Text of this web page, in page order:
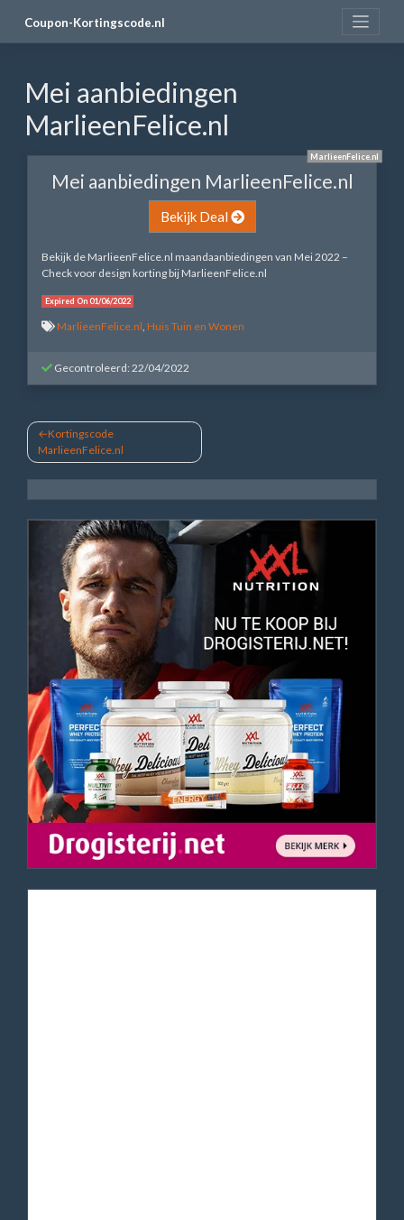
Coupon-Kortingscode.nl
Mei aanbiedingen
MarlieenFelice.nl
MarlieenFelice.nl
Mei aanbiedingen MarlieenFelice.nl
Bekijk Deal
Bekijk de MarlieenFelice.nl maandaanbiedingen van Mei 2022 –
Check voor design korting bij MarlieenFelice.nl
Expired On 01/06/2022
MarlieenFelice.nl Huis Tuin en Wonen
Gecontroleerd: 22/04/2022
Bericht
navigatie
Kortingscode
MarlieenFelice.nl